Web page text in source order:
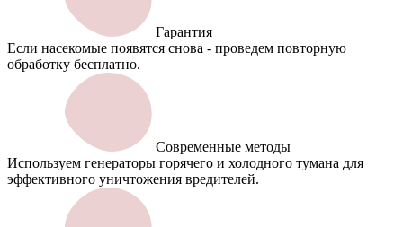
Гарантия
Если насекомые появятся снова - проведем повторную
обработку бесплатно.
Современные методы
Используем генераторы горячего и холодного тумана для
эффективного уничтожения вредителей.